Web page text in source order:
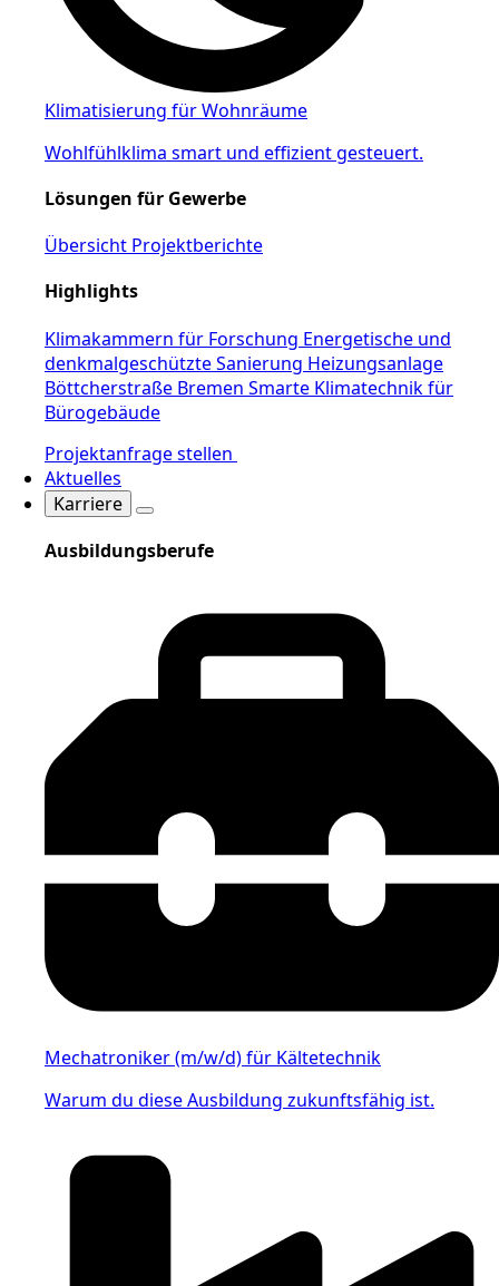
Klimatisierung für Wohnräume
Wohlfühlklima smart und effizient gesteuert.
Lösungen für Gewerbe
Übersicht Projektberichte
Highlights
Klimakammern für Forschung Energetische und
denkmalgeschützte Sanierung Heizungsanlage
Böttcherstraße Bremen Smarte Klimatechnik für
Bürogebäude
Projektanfrage stellen
Aktuelles
Karriere
Ausbildungsberufe
Mechatroniker (m/w/d) für Kältetechnik
Warum du diese Ausbildung zukunftsfähig ist.